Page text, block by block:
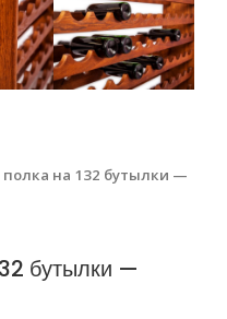
полка на 132 бутылки —
бутылки —